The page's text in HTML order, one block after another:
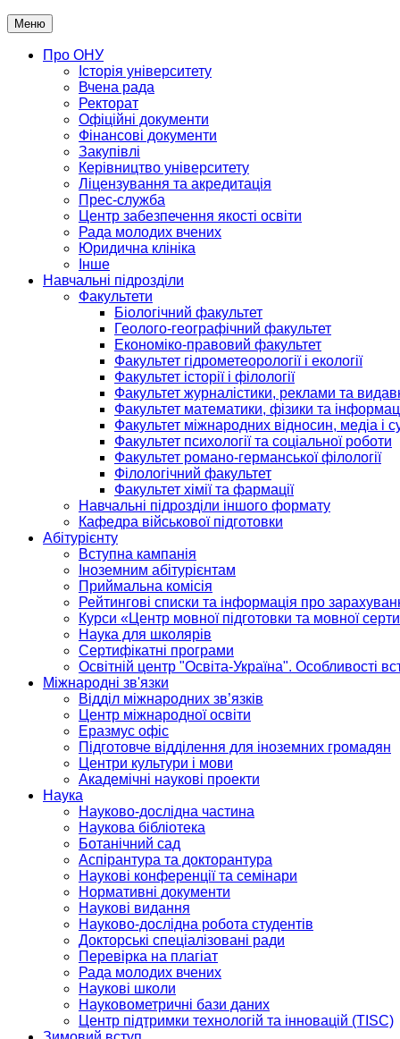
Меню
Про ОНУ
Історія університету
Вчена рада
Ректорат
Офіційні документи
Фінансові документи
Закупівлі
Керівництво університету
Ліцензування та акредитація
Прес-служба
Центр забезпечення якості освіти
Рада молодих вчених
Юридична клініка
Інше
Навчальні підрозділи
Факультети
Біологічний факультет
Геолого-географічний факультет
Економіко-правовий факультет
Факультет гідрометеорології і екології
Факультет історії і філології
Факультет журналістики, реклами та
Факультет математики, фізики та
Факультет міжнародних відносин, медіа і
Факультет психології та соціальної роботи
Факультет романо-германської філології
Філологічний факультет
Факультет хімії та фармації
Навчальні підрозділи іншого формату
Кафедра військової підготовки
Абітурієнту
Вступна кампанія
Іноземним абітурієнтам
Приймальна комісія
Рейтингові списки та інформація про
Курси «Центр мовної підготовки та мовної
Наука для школярів
Сертифікатні програми
Освітній центр "Освіта-Україна". Особливості
Міжнародні зв'язки
Відділ міжнародних зв’язків
Центр міжнародної освіти
Еразмус офіс
Підготовче відділення для іноземних громадян
Центри культури і мови
Академічні наукові проекти
Наука
Науково-дослідна частина
Наукова бібліотека
Ботанічний сад
Аспірантура та докторантура
Наукові конференції та семінари
Нормативні документи
Наукові видання
Науково-дослідна робота студентів
Докторські спеціалізовані ради
Перевірка на плагіат
Рада молодих вчених
Наукові школи
Науковометричні бази даних
Центр підтримки технологій та інновацій (TISC)